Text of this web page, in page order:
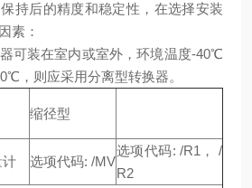
持后的精度和稳定性，在选择安装
素：
可装在室内或室外，环境温度-40℃
，则应采用分离型转换器。
缩径型
计 选项代码: /MV
选项代码: /R1， /
R2